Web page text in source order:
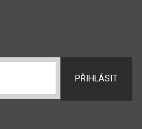
PŘIHLÁSIT